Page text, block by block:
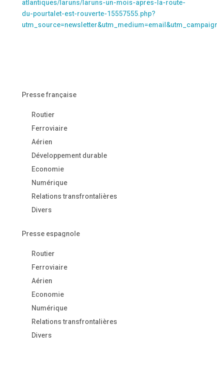
atlantiques/laruns/laruns-un-mois-apres-la-route-
du-pourtalet-est-rouverte-15557555.php?
Presse française
Routier
Ferroviaire
Aérien
Développement durable
Economie
Numérique
Relations transfrontalières
Divers
Presse espagnole
Routier
Ferroviaire
Aérien
Economie
Numérique
Relations transfrontalières
Divers